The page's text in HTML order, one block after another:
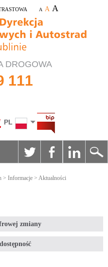
A A A
DROGOWA
111
PL
> Informacje > Aktualności
zmiany